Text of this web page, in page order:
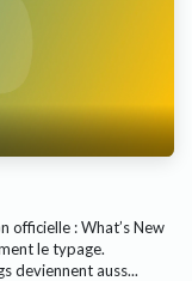
: What’s New
le typage.
deviennent auss...